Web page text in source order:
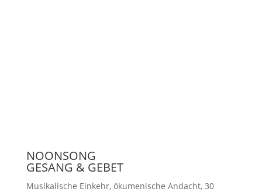
NOONSONG
GESANG & GEBET
Musikalische Einkehr, ökumenische Andacht, 30